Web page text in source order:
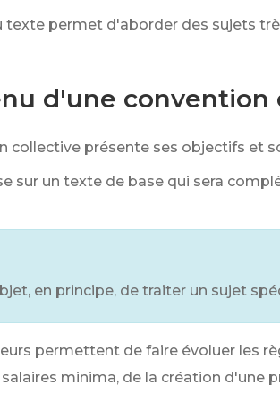
texte permet d'aborder des sujets
d'une convention
collective présente ses objectifs et
sur un texte de base qui sera
en principe, de traiter un sujet
permettent de faire évoluer les
minima, de la création